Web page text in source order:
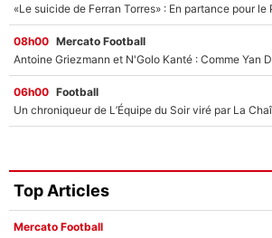
08h00 Mercato Football
06h00 Football
Top Articles
Mercato Football